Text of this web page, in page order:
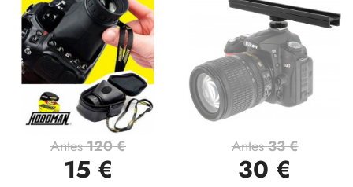
Antes120 €
15 €
Antes33 €
30 €